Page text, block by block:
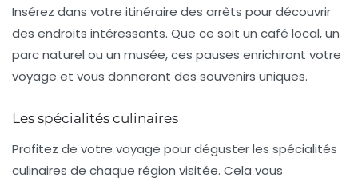
Insérez dans votre itinéraire des arrêts pour découvrir
des endroits intéressants. Que ce soit un café local, un
parc naturel ou un musée, ces pauses enrichiront votre
voyage et vous donneront des souvenirs uniques.
Les spécialités culinaires
Profitez de votre voyage pour déguster les spécialités
culinaires de chaque région visitée. Cela vous